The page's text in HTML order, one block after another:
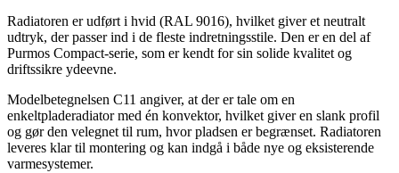
Radiatoren er udført i hvid (RAL 9016), hvilket giver et neutralt
udtryk, der passer ind i de fleste indretningsstile. Den er en del af
Purmos Compact-serie, som er kendt for sin solide kvalitet og
driftssikre ydeevne.
Modelbetegnelsen C11 angiver, at der er tale om en
enkeltpladeradiator med én konvektor, hvilket giver en slank profil
og gør den velegnet til rum, hvor pladsen er begrænset. Radiatoren
leveres klar til montering og kan indgå i både nye og eksisterende
varmesystemer.